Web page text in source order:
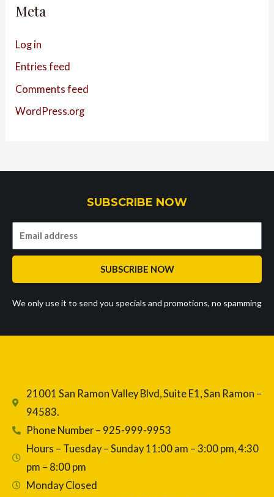
Meta
Log in
Entries feed
Comments feed
WordPress.org
SUBSCRIBE NOW
SUBSCRIBE NOW
We only use it to send you specials and promotions, no spamming
21001 San Ramon Valley Blvd, Suite E1, San Ramon –
94583.
Phone Number – 925-999-9953
Hours – Tuesday – Sunday 11:00 am – 3:00 pm, 4:30
pm – 8:00 pm
Monday Closed